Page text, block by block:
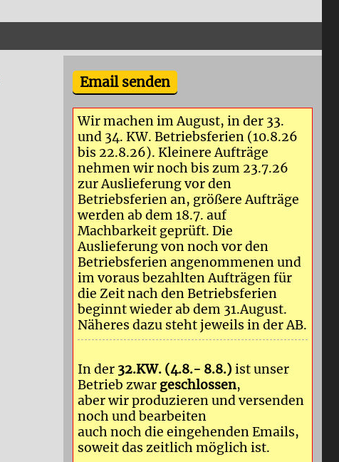
Email senden
Wir machen im August, in der 33.
und 34. KW. Betriebsferien (10.8.26
bis 22.8.26). Kleinere Aufträge
nehmen wir noch bis zum 23.7.26
zur Auslieferung vor den
Betriebsferien an, größere Aufträge
werden ab dem 18.7. auf
Machbarkeit geprüft. Die
Auslieferung von noch vor den
Betriebsferien angenommenen und
im voraus bezahlten Aufträgen für
die Zeit nach den Betriebsferien
beginnt wieder ab dem 31.August.
Näheres dazu steht jeweils in der AB.
In der 32.KW. (4.8.- 8.8.) ist unser
Betrieb zwar geschlossen,
aber wir produzieren und versenden
noch und bearbeiten
auch noch die eingehenden Emails,
soweit das zeitlich möglich ist.